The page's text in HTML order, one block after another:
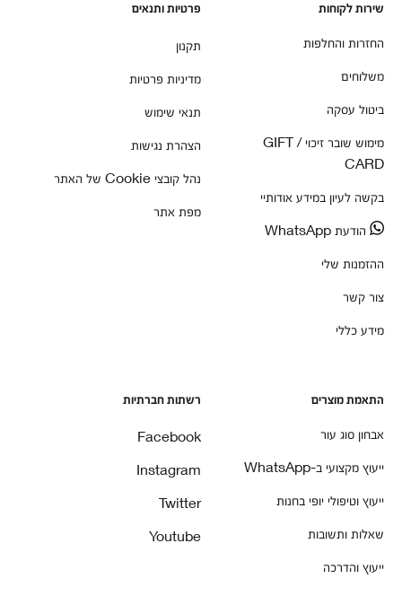
שירות לקוחות
החזרות והחלפות
משלוחים
ביטול עסקה
מימוש שובר זיכוי / GIFT
CARD
בקשה לעיון במידע אודותיי
הודעת WhatsApp
ההזמנות שלי
צור קשר
מידע כללי
פרטיות ותנאים
תקנון
מדיניות פרטיות
תנאי שימוש
הצהרת נגישות
נהל קובצי Cookie של האתר
מפת אתר
התאמת מוצרים
אבחון סוג עור
ייעוץ מקצועי ב-WhatsApp
ייעוץ וטיפולי יופי בחנות
שאלות ותשובות
ייעוץ והדרכה
רשתות חברתיות
Facebook
Instagram
Twitter
Youtube